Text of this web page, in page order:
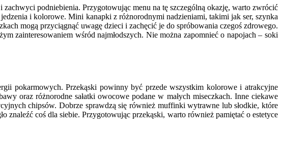
podniebienia. Przygotowując menu na tę szczególną okazję, warto zwrócić
i kolorowe. Mini kanapki z różnorodnymi nadzieniami, takimi jak ser, szynka
mogą przyciągnąć uwagę dzieci i zachęcić je do spróbowania czegoś zdrowego.
zainteresowaniem wśród najmłodszych. Nie można zapomnieć o napojach – soki
pokarmowych. Przekąski powinny być przede wszystkim kolorowe i atrakcyjne
oraz różnorodne sałatki owocowe podane w małych miseczkach. Inne ciekawe
chipsów. Dobrze sprawdzą się również muffinki wytrawne lub słodkie, które
znaleźć coś dla siebie. Przygotowując przekąski, warto również pamiętać o estetyce